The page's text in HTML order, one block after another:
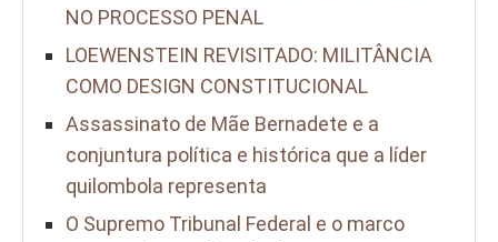
NO PROCESSO PENAL
LOEWENSTEIN REVISITADO: MILITÂNCIA
COMO DESIGN CONSTITUCIONAL
Assassinato de Mãe Bernadete e a
conjuntura política e histórica que a líder
quilombola representa
O Supremo Tribunal Federal e o marco